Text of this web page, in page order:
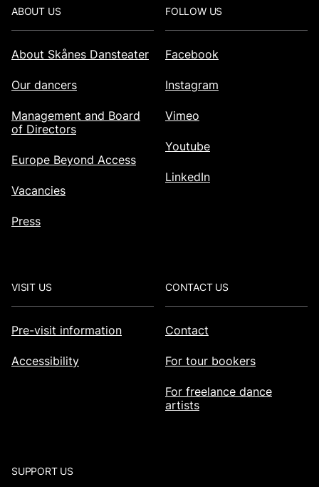
Footer
ABOUT US
About Skånes Dansteater
Our dancers
Management and Board
of Directors
Europe Beyond Access
Vacancies
Press
FOLLOW US
Facebook
Instagram
Vimeo
Youtube
LinkedIn
VISIT US
Pre-visit information
Accessibility
CONTACT US
Contact
For tour bookers
For freelance dance
artists
SUPPORT US